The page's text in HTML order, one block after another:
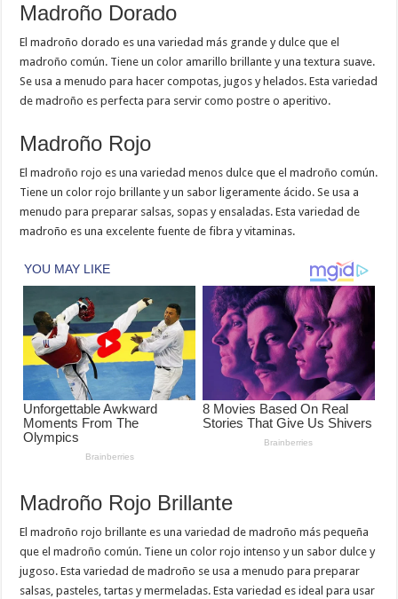
Madroño Dorado
El madroño dorado es una variedad más grande y dulce que el
madroño común. Tiene un color amarillo brillante y una textura suave.
Se usa a menudo para hacer compotas, jugos y helados. Esta variedad
de madroño es perfecta para servir como postre o aperitivo.
Madroño Rojo
El madroño rojo es una variedad menos dulce que el madroño común.
Tiene un color rojo brillante y un sabor ligeramente ácido. Se usa a
menudo para preparar salsas, sopas y ensaladas. Esta variedad de
madroño es una excelente fuente de fibra y vitaminas.
Madroño Rojo Brillante
El madroño rojo brillante es una variedad de madroño más pequeña
que el madroño común. Tiene un color rojo intenso y un sabor dulce y
jugoso. Esta variedad de madroño se usa a menudo para preparar
salsas, pasteles, tartas y mermeladas. Esta variedad es ideal para usar